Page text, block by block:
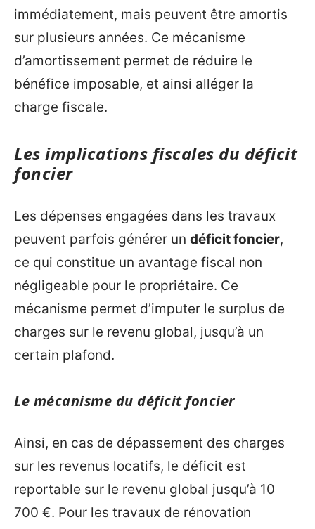
immédiatement, mais peuvent être amortis
sur plusieurs années. Ce mécanisme
d’amortissement permet de réduire le
bénéfice imposable, et ainsi alléger la
charge fiscale.
Les implications fiscales du déficit
foncier
Les dépenses engagées dans les travaux
peuvent parfois générer un déficit foncier,
ce qui constitue un avantage fiscal non
négligeable pour le propriétaire. Ce
mécanisme permet d’imputer le surplus de
charges sur le revenu global, jusqu’à un
certain plafond.
Le mécanisme du déficit foncier
Ainsi, en cas de dépassement des charges
sur les revenus locatifs, le déficit est
reportable sur le revenu global jusqu’à 10
700 €. Pour les travaux de rénovation